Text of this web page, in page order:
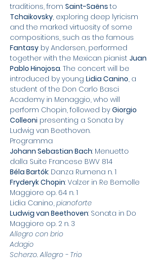
traditions, from Saint-Saëns to
Tchaikovsky, exploring deep lyricism
and the marked virtuosity of some
compositions, such as the famous
Fantasy by Andersen, performed
together with the Mexican pianist Juan
Pablo Hinojosa. The concert will be
introduced by young Lidia Canino, a
student of the Don Carlo Basci
Academy in Menaggio, who will
perform Chopin, followed by Giorgio
Colleoni presenting a Sonata by
Ludwig van Beethoven.
Programma
Johann Sebastian Bach: Menuetto
dalla Suite Francese BWV 814
Béla Bartók: Danza Rumena n. 1
Fryderyk Chopin: Valzer in Re Bemolle
Maggiore op. 64 n. 1
Lidia Canino, pianoforte
Ludwig van Beethoven: Sonata in Do
Maggiore op. 2 n. 3
Allegro con brio
Adagio
Scherzo. Allegro - Trio